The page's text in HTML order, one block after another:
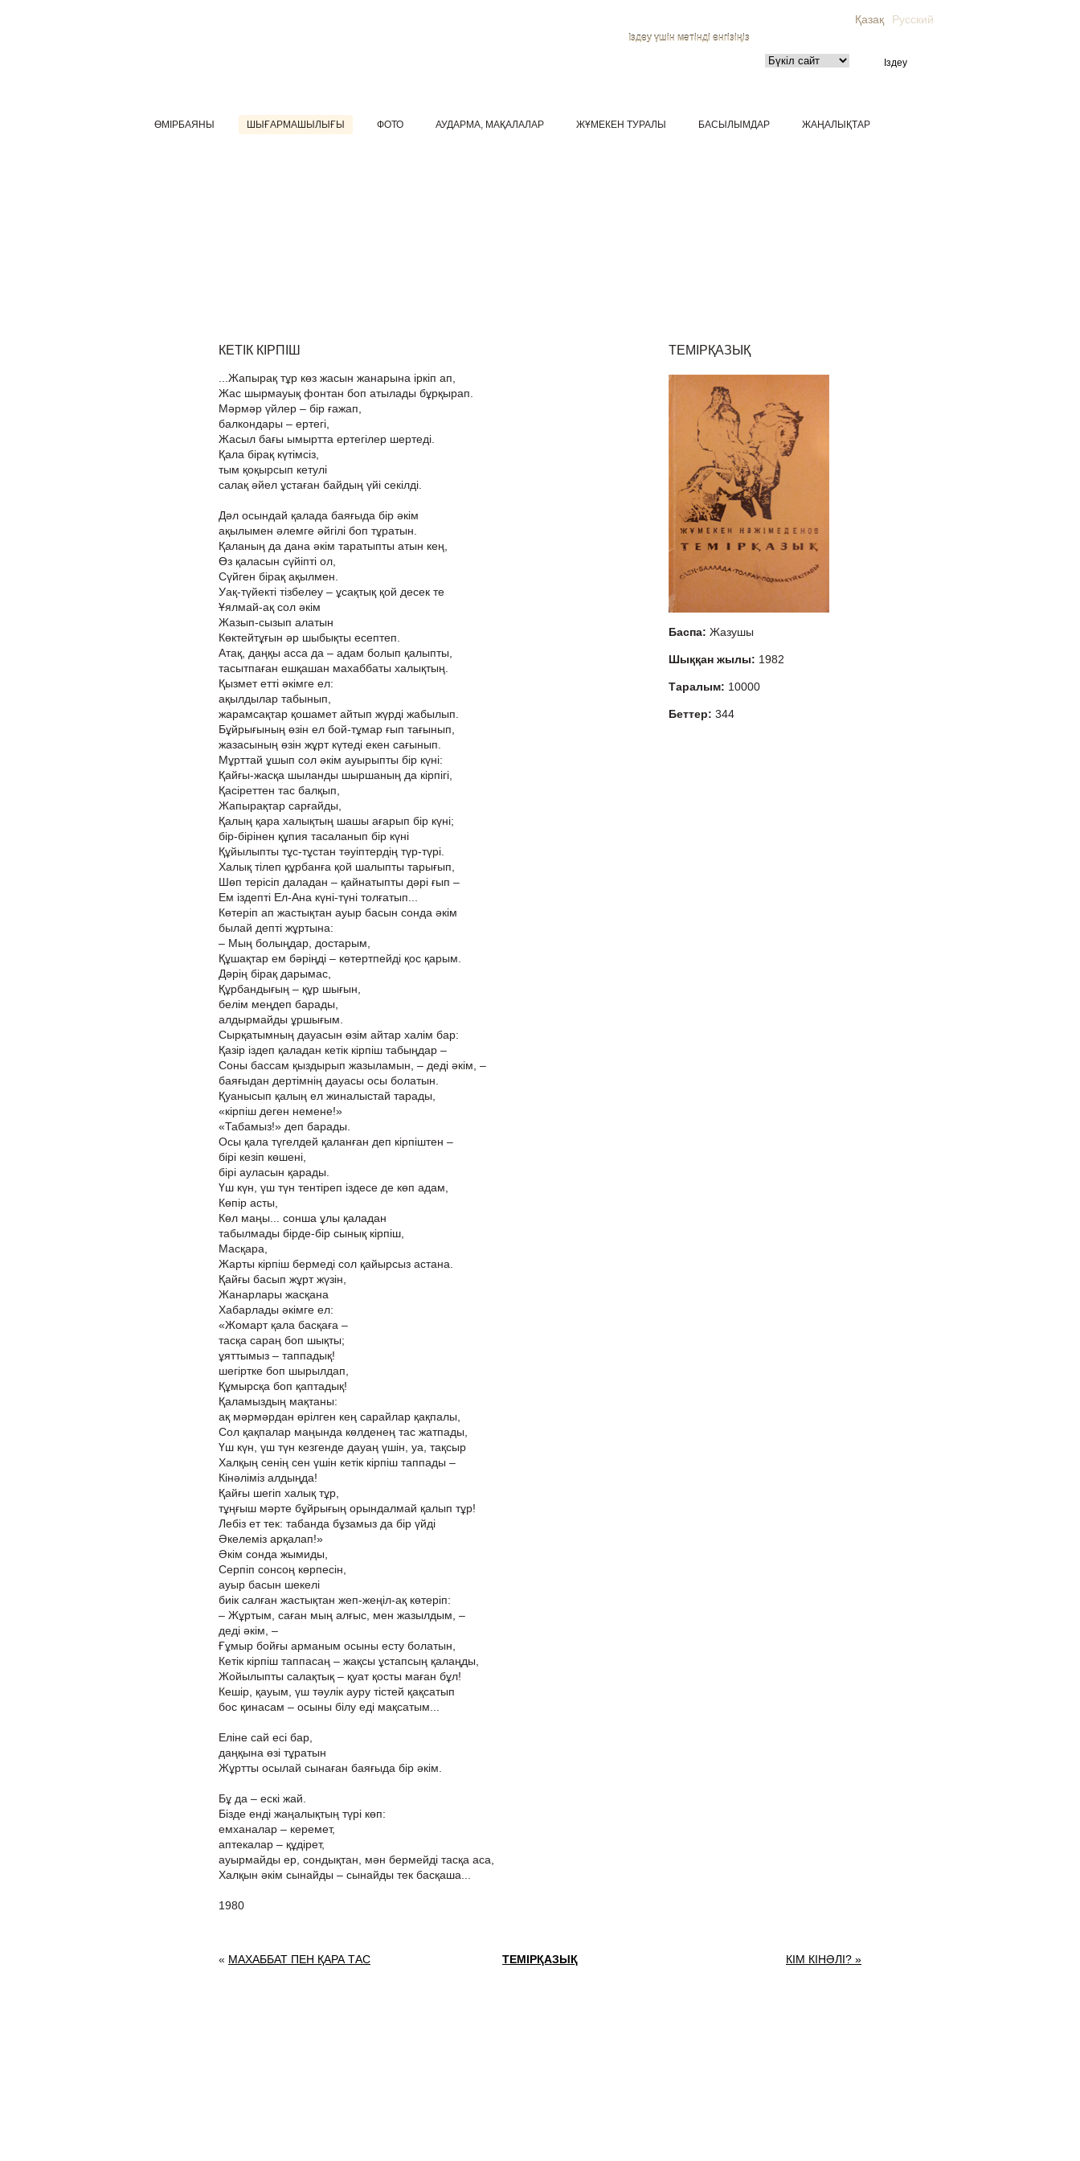
Қазақ Русский
Іздеу үшін мәтінді енгізіңіз
ӨМІРБАЯНЫ ШЫҒАРМАШЫЛЫҒЫ ФОТО АУДАРМА, МАҚАЛАЛАР ЖҰМЕКЕН ТУРАЛЫ БАСЫЛЫМДАР ЖАҢАЛЫҚТАР
КЕТІК КІРПІШ
...Жапырақ тұр көз жасын жанарына іркіп ап,
Жас шырмауық фонтан боп атылады бұрқырап.
Мәрмәр үйлер – бір ғажап,
балкондары – ертегі,
Жасыл бағы ымыртта ертегілер шертеді.
Қала бірақ күтімсіз,
тым қоқырсып кетулі
салақ әйел ұстаған байдың үйі секілді.
Дәл осындай қалада баяғыда бір әкім
ақылымен әлемге әйгілі боп тұратын.
Қаланың да дана әкім таратыпты атын кең,
Өз қаласын сүйіпті ол,
Сүйген бірақ ақылмен.
Уақ-түйекті тізбелеу – ұсақтық қой десек те
Ұялмай-ақ сол әкім
Жазып-сызып алатын
Көктейтұғын әр шыбықты есептеп.
Атақ, даңқы асса да – адам болып қалыпты,
тасытпаған ешқашан махаббаты халықтың.
Қызмет етті әкімге ел:
ақылдылар табынып,
жарамсақтар қошамет айтып жүрді жабылып.
Бұйрығының өзін ел бой-тұмар ғып тағынып,
жазасының өзін жұрт күтеді екен сағынып.
Мұрттай ұшып сол әкім ауырыпты бір күні:
Қайғы-жасқа шыланды шыршаның да кірпігі,
Қасіреттен тас балқып,
Жапырақтар сарғайды,
Қалың қара халықтың шашы ағарып бір күні;
бір-бірінен құпия тасаланып бір күні
Құйылыпты тұс-тұстан тәуіптердің түр-түрі.
Халық тілеп құрбанға қой шалыпты тарығып,
Шөп терісіп даладан – қайнатыпты дәрі ғып –
Ем іздепті Ел-Ана күні-түні толғатып...
Көтеріп ап жастықтан ауыр басын сонда әкім
былай депті жұртына:
– Мың болыңдар, достарым,
Құшақтар ем бәріңді – көтертпейді қос қарым.
Дәрің бірақ дарымас,
Құрбандығың – құр шығын,
белім меңдеп барады,
алдырмайды ұршығым.
Сырқатымның дауасын өзім айтар халім бар:
Қазір іздеп қаладан кетік кірпіш табыңдар –
Соны бассам қыздырып жазыламын, – деді әкім, –
баяғыдан дертімнің дауасы осы болатын.
Қуанысып қалың ел жиналыстай тарады,
«кірпіш деген немене!»
«Табамыз!» деп барады.
Осы қала түгелдей қаланған деп кірпіштен –
бірі кезіп көшені,
бірі ауласын қарады.
Үш күн, үш түн тентіреп іздесе де көп адам,
Көпір асты,
Көл маңы... сонша ұлы қаладан
табылмады бірде-бір сынық кірпіш,
Масқара,
Жарты кірпіш бермеді сол қайырсыз астана.
Қайғы басып жұрт жүзін,
Жанарлары жасқана
Хабарлады әкімге ел:
«Жомарт қала басқаға –
тасқа сараң боп шықты;
ұяттымыз – таппадық!
шегіртке боп шырылдап,
Құмырсқа боп қаптадық!
Қаламыздың мақтаны:
ақ мәрмәрдан өрілген кең сарайлар қақпалы,
Сол қақпалар маңында көлденең тас жатпады,
Үш күн, үш түн кезгенде дауаң үшін, уа, тақсыр
Халқың сенің сен үшін кетік кірпіш таппады –
Кінәліміз алдыңда!
Қайғы шегіп халық тұр,
тұңғыш мәрте бұйрығың орындалмай қалып тұр!
Лебіз ет тек: табанда бұзамыз да бір үйді
Әкелеміз арқалап!»
Әкім сонда жымиды,
Серпіп сонсоң көрпесін,
ауыр басын шекелі
биік салған жастықтан жеп-жеңіл-ақ көтеріп:
– Жұртым, саған мың алғыс, мен жазылдым, –
деді әкім, –
Ғұмыр бойғы арманым осыны есту болатын,
Кетік кірпіш таппасаң – жақсы ұстапсың қалаңды,
Жойылыпты салақтық – қуат қосты маған бұл!
Кешір, қауым, үш тәулік ауру тістей қақсатып
бос қинасам – осыны білу еді мақсатым...
Еліне сай есі бар,
даңқына өзі тұратын
Жұртты осылай сынаған баяғыда бір әкім.
Бұ да – ескі жай.
Бізде енді жаңалықтың түрі көп:
емханалар – керемет,
аптекалар – құдірет,
ауырмайды ер, сондықтан, мән бермейді тасқа аса,
Халқын әкім сынайды – сынайды тек басқаша...
1980
ТЕМІРҚАЗЫҚ
Баспа: Жазушы
Шыққан жылы: 1982
Таралым: 10000
Беттер: 344
« МАХАББАТ ПЕН ҚАРА ТАС ТЕМІРҚАЗЫҚ КІМ КІНӘЛІ? »